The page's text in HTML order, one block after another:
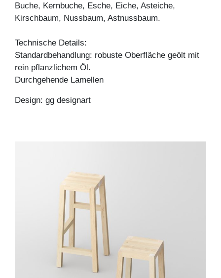
Buche, Kernbuche, Esche, Eiche, Asteiche,
Kirschbaum, Nussbaum, Astnussbaum.
Technische Details:
Standardbehandlung: robuste Oberfläche geölt mit
rein pflanzlichem Öl.
Durchgehende Lamellen
Design: gg designart